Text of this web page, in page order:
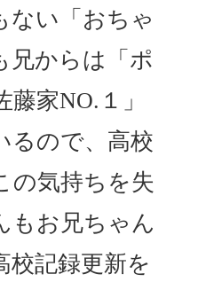
ない「おちゃ
兄からは「ポ
家NO.１」
るので、高校
の気持ちを失
もお兄ちゃん
校記録更新を